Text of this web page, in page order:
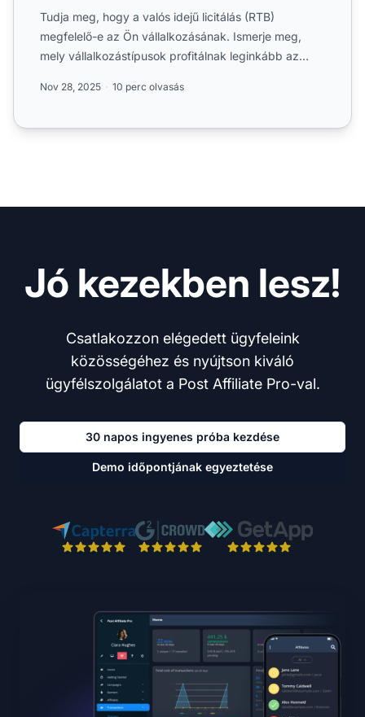
Tudja meg, hogy a valós idejű licitálás (RTB)
megfelelő-e az Ön vállalkozásának. Ismerje meg,
mely vállalkozástípusok profitálnak leginkább az
Nov 28, 2025 10 perc olvasás
Jó kezekben lesz!
Csatlakozzon elégedett ügyfeleink
közösségéhez és nyújtson kiváló
ügyfélszolgálatot a Post Affiliate Pro-val.
30 napos ingyenes próba kezdése
Demo időpontjának egyeztetése